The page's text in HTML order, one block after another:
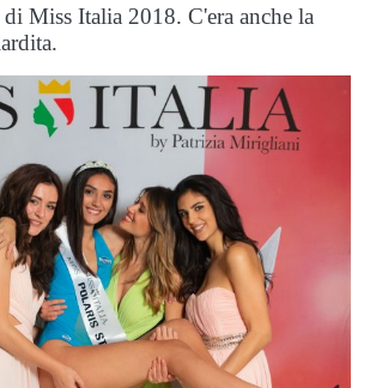
Miss Italia 2018. C'era anche la